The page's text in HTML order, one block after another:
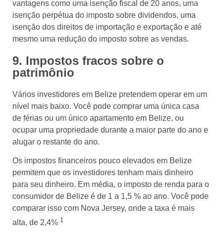
vantagens como uma isenção fiscal de 20 anos, uma
isenção perpétua do imposto sobre dividendos, uma
isenção dos direitos de importação e exportação e até
mesmo uma redução do imposto sobre as vendas.
9. Impostos fracos sobre o
patrimônio
Vários investidores em Belize pretendem operar em um
nível mais baixo. Você pode comprar uma única casa
de férias ou um único apartamento em Belize, ou
ocupar uma propriedade durante a maior parte do ano e
alugar o restante do ano.
Os impostos financeiros pouco elevados em Belize
permitem que os investidores tenham mais dinheiro
para seu dinheiro. Em média, o imposto de renda para o
consumidor de Belize é de 1 a 1,5 % ao ano. Você pode
comparar isso com Nova Jersey, onde a taxa é mais
alta, de 2,4%.1